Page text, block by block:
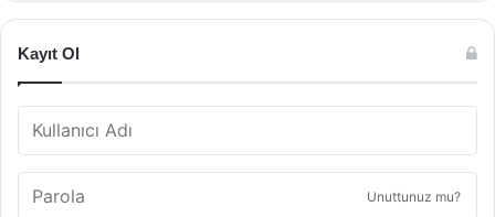
Kayıt Ol
Unuttunuz mu?